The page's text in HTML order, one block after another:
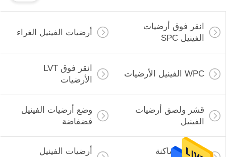
أرضيات الفينيل
المنسوجة
انقر فوق أرضيات
الفينيل SPC
أرضيات الفينيل الغراء
WPC الفينيل الأرضيات
انقر فوق LVT
الأرضيات
قشر ولصق أرضيات
الفينيل
وضع أرضيات الفينيل
فضفاضة
مكافحة ساكنة أرضيات الفينيل